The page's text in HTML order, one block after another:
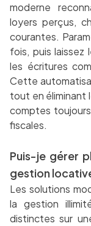
moderne
loyers perçus,
courantes.
fois, puis laissez
les écritures
Cette
tout en éliminant
comptes
fiscales.
Puis-je gérer
gestion
Les solutions
la gestion
distinctes sur